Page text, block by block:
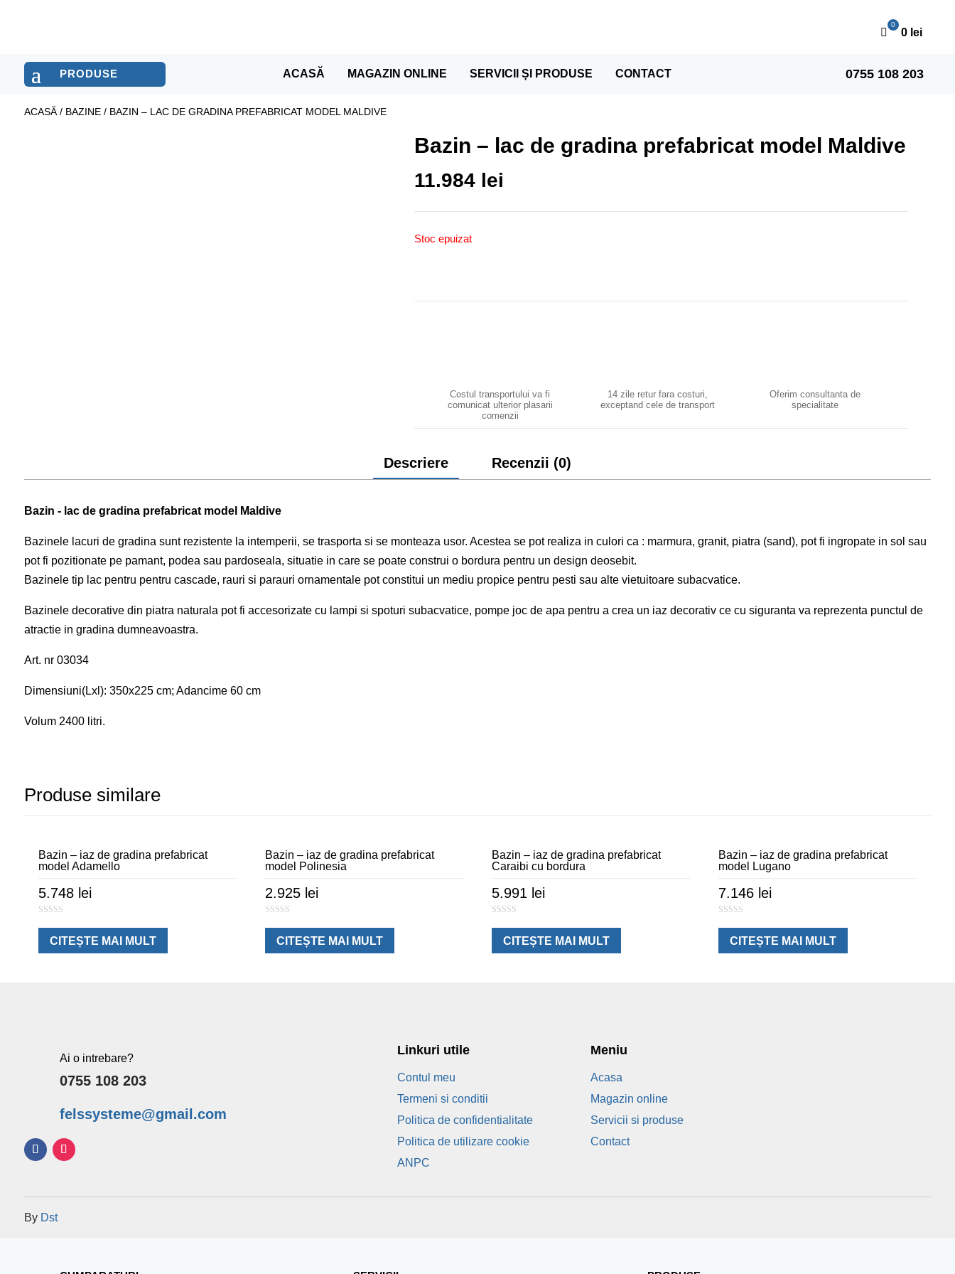
0 lei
ACASĂ MAGAZIN ONLINE SERVICII ȘI PRODUSE CONTACT 0755 108 203
ACASĂ/ BAZINE/ BAZIN – LAC DE GRADINA PREFABRICAT MODEL MALDIVE
Bazin – lac de gradina prefabricat model Maldive
11.984 lei
Stoc epuizat
Costul transportului va fi
comunicat ulterior plasarii
comenzii
14 zile retur fara costuri,
exceptand cele de transport
Oferim consultanta de
specialitate
Descriere Recenzii (0)
Bazin - lac de gradina prefabricat model Maldive
Bazinele lacuri de gradina sunt rezistente la intemperii, se trasporta si se monteaza usor. Acestea se pot realiza in culori ca : marmura, granit, piatra (sand), pot fi ingropate in sol sau
pot fi pozitionate pe pamant, podea sau pardoseala, situatie in care se poate construi o bordura pentru un design deosebit.
Bazinele tip lac pentru pentru cascade, rauri si parauri ornamentale pot constitui un mediu propice pentru pesti sau alte vietuitoare subacvatice.
Bazinele decorative din piatra naturala pot fi accesorizate cu lampi si spoturi subacvatice, pompe joc de apa pentru a crea un iaz decorativ ce cu siguranta va reprezenta punctul de
atractie in gradina dumneavoastra.
Art. nr 03034
Dimensiuni(Lxl): 350x225 cm; Adancime 60 cm
Volum 2400 litri.
Produse similare
Bazin – iaz de gradina prefabricat
model Adamello
5.748 lei
o
o
CITEȘTE MAI MULT
Bazin – iaz de gradina prefabricat
model Polinesia
2.925 lei
o
o
CITEȘTE MAI MULT
Bazin – iaz de gradina prefabricat
Caraibi cu bordura
5.991 lei
o
o
CITEȘTE MAI MULT
Bazin – iaz de gradina prefabricat
model Lugano
7.146 lei
o
o
CITEȘTE MAI MULT
Ai o intrebare?
0755 108 203
felssysteme@gmail.com
Linkuri utile
Contul meu
Termeni si conditii
Politica de confidentialitate
Politica de utilizare cookie
ANPC
Meniu
Acasa
Magazin online
Servicii si produse
Contact
By Dst